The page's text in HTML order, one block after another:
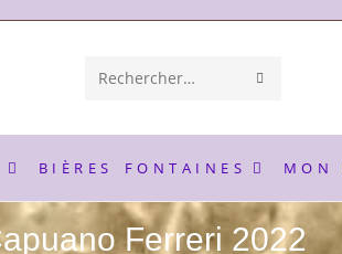
Rechercher
ce
site
BIÈRES FONTAINES MON
Ferreri 2022